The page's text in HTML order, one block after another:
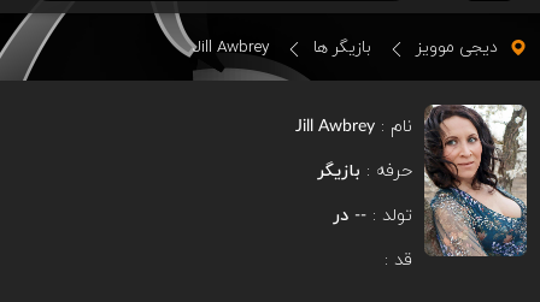
دیجی موویز بازیگر ها Jill Awbrey
نام : Jill Awbrey
حرفه : بازیگر
تولد : -- در
قد :